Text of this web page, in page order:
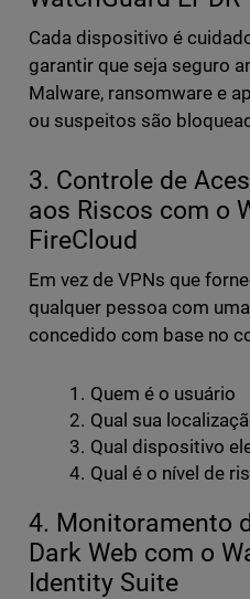
Cada dispositivo é
garantir que seja seguro
Malware, ransomware e
ou suspeitos são
3. Controle de
aos Riscos com o
FireCloud
Em vez de VPNs que
qualquer pessoa com
concedido com base no
Quem é o usuário
Qual sua
Qual dispositivo
Qual é o nível de
4. Monitoramento
Dark Web com o
Identity Suite